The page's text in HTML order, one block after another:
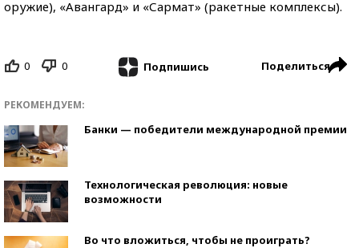
оружие), «Авангард» и «Сармат» (ракетные комплексы).
0 0 Подпишись Поделиться
РЕКОМЕНДУЕМ:
Банки — победители международной премии
Технологическая революция: новые
возможности
Во что вложиться, чтобы не проиграть?